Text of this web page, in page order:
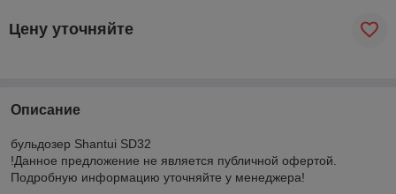
Цену уточняйте
Описание
бульдозер Shantui SD32
!Данное предложение не является публичной офертой.
Подробную информацию уточняйте у менеджера!